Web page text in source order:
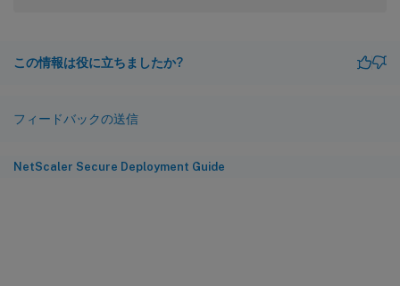
この情報は役に立ちましたか?
フィードバックの送信
NetScaler Secure Deployment Guide